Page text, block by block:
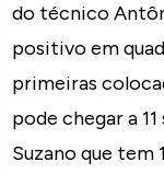
do técnico
positivo em
primeiras
pode chegar a
Suzano que tem